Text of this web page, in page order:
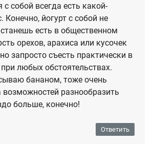
собой всегда есть какой-
Конечно, йогурт с собой не
есть в общественном
орехов, арахиса или кусочек
запросто съесть практически в
любых обстоятельствах.
бананом, тоже очень
разнообразить
больше, конечно!
Ответить